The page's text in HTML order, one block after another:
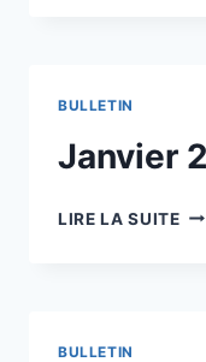
BULLETIN
Janvier
LIRE LA SUITE
BULLETIN